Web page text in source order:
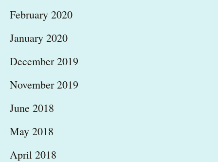
February 2020
January 2020
December 2019
November 2019
June 2018
May 2018
April 2018